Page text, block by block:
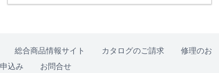
総合商品情報サイト カタログのご請求
修理のお
申込み
お問合せ